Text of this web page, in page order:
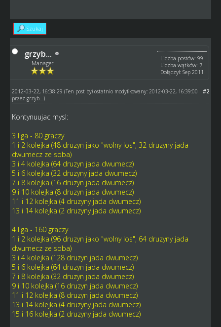
Szukaj
grzyb...
Manager
Liczba postów: 99
Liczba wątków: 7
Dołączył: Sep 2011
#2
2012-03-22, 16:38:29 (Ten post był ostatnio modyfikowany: 2012-03-22, 16:39:00
przez grzyb... .)
Kontynuujac mysl:
3 liga - 80 graczy
1 i 2 kolejka (48 druzyn jako "wolny los", 32 druzyny jada
dwumecz ze soba)
3 i 4 kolejka (64 druzyn jada dwumecz)
5 i 6 kolejka (32 druzyny jada dwumecz)
7 i 8 kolejka (16 druzyn jada dwumecz)
9 i 10 kolejka (8 druzyn jada dwumecz)
11 i 12 kolejka (4 druzyny jada dwumecz)
13 i 14 kolejka (2 druzyny jada dwumecz)
4 liga - 160 graczy
1 i 2 kolejka (96 druzyn jako "wolny los", 64 druzyny jada
dwumecz ze soba)
3 i 4 kolejka (128 druzyn jada dwumecz)
5 i 6 kolejka (64 druzyn jada dwumecz)
7 i 8 kolejka (32 druzyn jada dwumecz)
9 i 10 kolejka (16 druzyn jada dwumecz)
11 i 12 kolejka (8 druzyn jada dwumecz)
13 i 14 kolejka (4 druzyny jada dwumecz)
15 i 16 kolejka (2 druzyny jada dwumecz)